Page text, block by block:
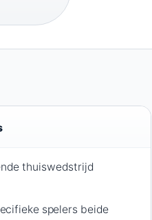
thuiswedstrijd
spelers beide